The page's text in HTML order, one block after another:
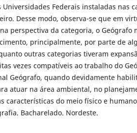
Universidades Federais instaladas nas
Desse modo, observa-se que em
perspectiva da categoria, o Geógrafo
principalmente, por parte de
outras categorias tiveram
vezes compatíveis ao trabalho do
Geógrafo, quando devidamente
atuar na área ambiental, no
características do meio físico e
Bacharelado. Nordeste.